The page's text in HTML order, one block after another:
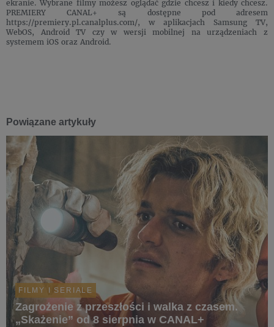
ekranie. Wybrane filmy możesz oglądać gdzie chcesz i kiedy chcesz.
PREMIERY CANAL+ są dostępne pod adresem
https://premiery.pl.canalplus.com/, w aplikacjach Samsung TV,
WebOS, Android TV czy w wersji mobilnej na urządzeniach z
systemem iOS oraz Android.
Powiązane artykuły
FILMY I SERIALE
Zagrożenie z przeszłości i walka z czasem.
„Skażenie” od 8 sierpnia w CANAL+